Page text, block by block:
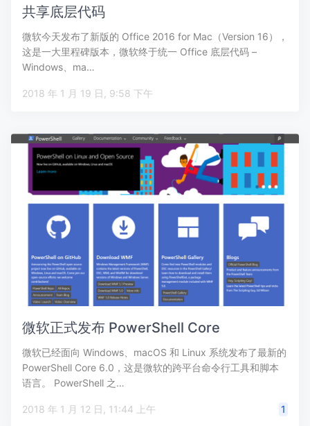
共享底层代码
微软今天发布了新版的 Office 2016 for Mac（Version 16），
这是一大里程碑版本，微软终于统一 Office 底层代码 –
Windows、ma…
2018 年 1 月 19 日, 9:58 下午
微软正式发布 PowerShell Core
微软已经面向 Windows、macOS 和 Linux 系统发布了最新的
PowerShell Core 6.0，这是微软的跨平台命令行工具和脚本
语言。 PowerShell 之…
2018 年 1 月 12 日, 11:44 上午 1